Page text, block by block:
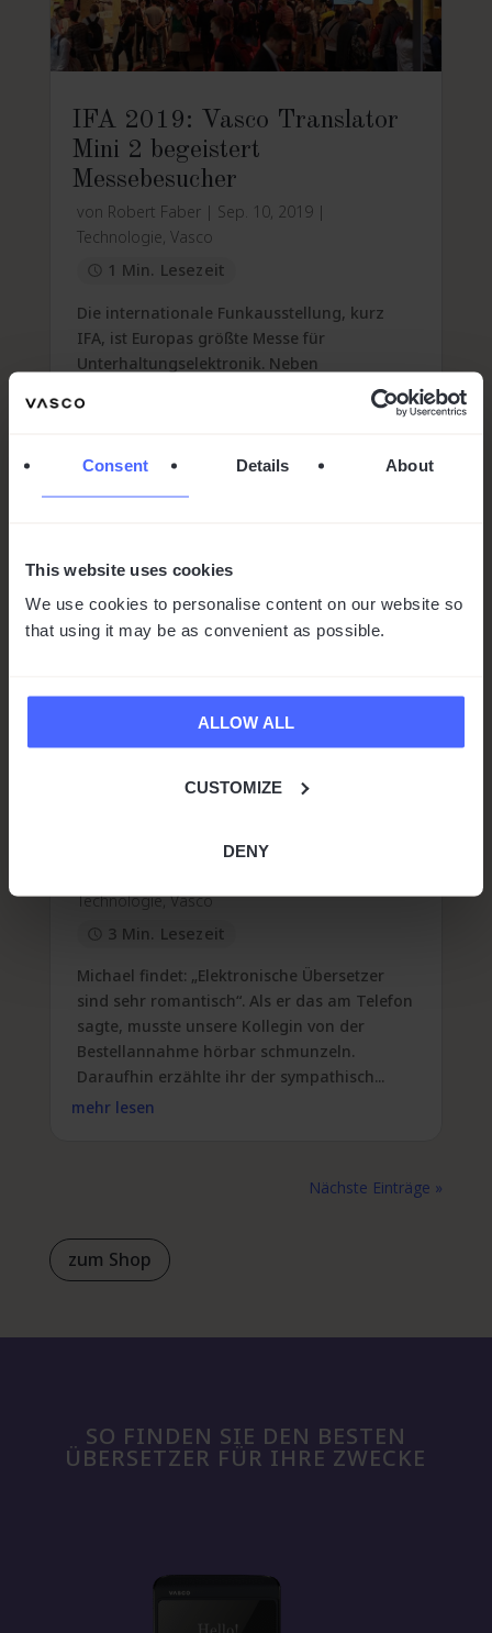
Consent Details About
This website uses cookies
We use cookies to personalise content on our website so
that using it may be as convenient as possible.
ALLOW ALL
CUSTOMIZE
DENY
IFA 2019: Vasco Translator
Mini 2 begeistert
Messebesucher
von Robert Faber| Sep. 10, 2019|
Technologie, Vasco
1 Min. Lesezeit
Die internationale Funkausstellung, kurz
IFA, ist Europas größte Messe für
Unterhaltungselektronik. Neben
Samsung, Huawei und Bosch war in diesem
mehr lesen
Technologie,Vasco
3 Min. Lesezeit
Michael findet: „Elektronische Übersetzer
sind sehr romantisch“. Als er das am Telefon
sagte, musste unsere Kollegin von der
Bestellannahme hörbar schmunzeln.
Daraufhin erzählte ihr der sympathisch...
mehr lesen
Nächste Einträge »
zum Shop
SO FINDEN SIE DEN BESTEN
ÜBERSETZER FÜR IHRE ZWECKE